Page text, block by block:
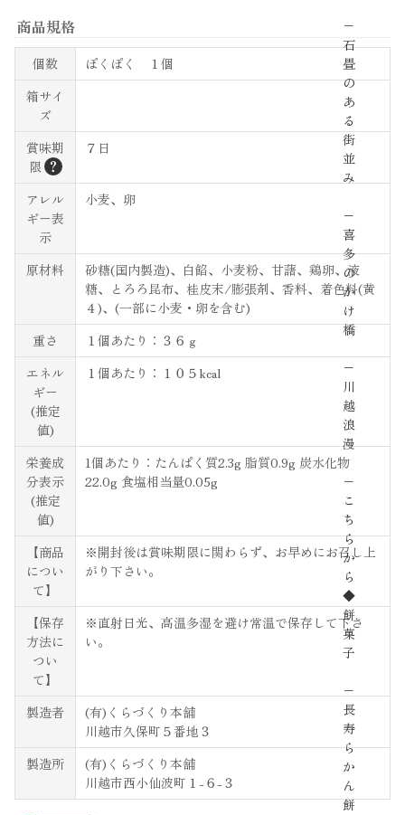
−
石
畳
の
あ
る
街
並
み
−
喜
多
の
か
け
橋
−
川
越
浪
漫
−
こ
ち
ら
か
ら
◆
餅
菓
子
−
長
寿
ら
か
ん
餅
商品規格
個数
ぽくぽく １個
箱サイ
ズ
賞味期
限 ？
７日
アレル
ギー表
示
小麦、卵
原材料
砂糖(国内製造)、白餡、小麦粉、甘藷、鶏卵、液
糖、とろろ昆布、桂皮末/膨張剤、香料、着色料(黄
４)、(一部に小麦・卵を含む)
重さ
１個あたり：３６ｇ
エネル
ギー
(推定
値)
１個あたり：１０５kcal
栄養成
分表示
(推定
値)
1個あたり：たんぱく質2.3g 脂質0.9g 炭水化物
22.0g 食塩相当量0.05g
【商品
につい
て】
※開封後は賞味期限に関わらず、お早めにお召し上
がり下さい。
【保存
方法に
つい
て】
※直射日光、高温多湿を避け常温で保存して下さ
い。
製造者
(有)くらづくり本舗
川越市久保町５番地３
製造所
(有)くらづくり本舗
川越市西小仙波町１-６-３